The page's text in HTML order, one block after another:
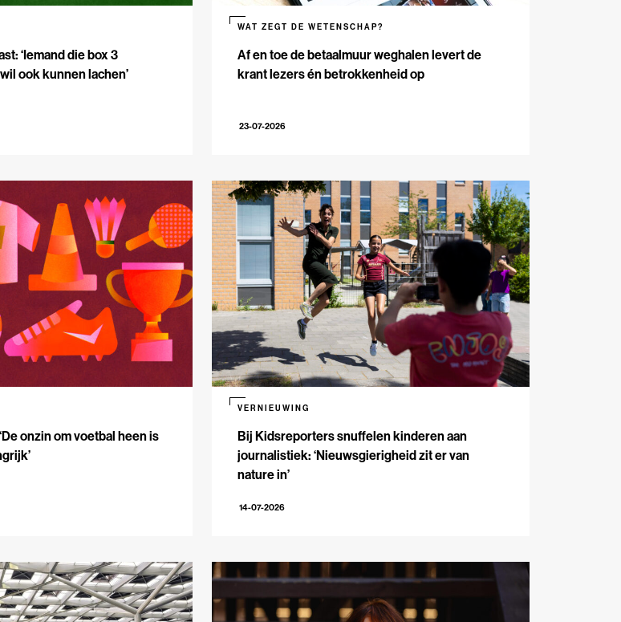
‘Iemand die box 3
ook kunnen lachen’
Af en toe de betaalmuur weghalen levert de
krant lezers én betrokkenheid op
WAT ZEGT DE WETENSCHAP?
23-07-2026
onzin om voetbal heen is
Bij Kidsreporters snuffelen kinderen aan
journalistiek: ‘Nieuwsgierigheid zit er van
nature in’
VERNIEUWING
14-07-2026